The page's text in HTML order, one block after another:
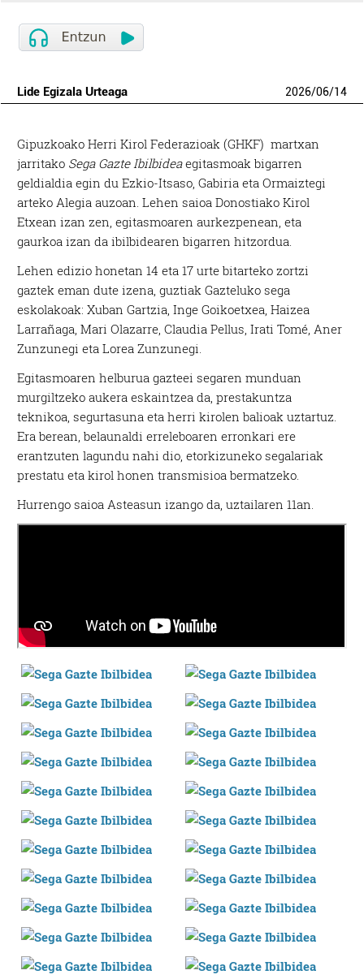
Lide Egizala Urteaga 2026/06/14
Gipuzkoako Herri Kirol Federazioak (GHKF) martxan
jarritako Sega Gazte Ibilbideaegitasmoak bigarren
geldialdia egin du Ezkio-Itsaso, Gabiria eta Ormaiztegi
arteko Alegia auzoan.Lehen saioa Donostiako Kirol
Etxean izan zen, egitasmoaren aurkezpenean, eta
gaurkoa izan da ibilbidearen bigarren hitzordua.
Lehen edizio honetan 14 eta 17 urte bitarteko zortzi
gaztek eman dute izena, guztiak Gazteluko sega
eskolakoak: Xuban Gartzia, Inge Goikoetxea, Haizea
Larrañaga, Mari Olazarre, Claudia Pellus, Irati Tomé, Aner
Zunzunegi eta Lorea Zunzunegi.
Egitasmoaren helburua gazteei segaren munduan
murgiltzeko aukera eskaintzea da, prestakuntza
teknikoa, segurtasuna eta herri kirolen balioak uztartuz.
Era berean, belaunaldi erreleboaren erronkari ere
erantzuten lagundu nahi dio, etorkizuneko segalariak
prestatu eta kirol honen transmisioa bermatzeko.
Hurrengo saioa Asteasun izango da, uztailaren 11an.